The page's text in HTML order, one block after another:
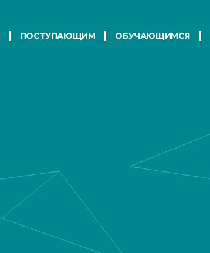
ПОСТУПАЮЩИМ ОБУЧАЮЩИМСЯ